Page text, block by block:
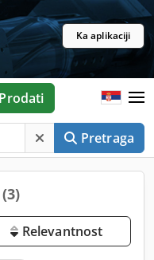
Ka aplikaciji
Pretraga
Prodati
(3)
Relevantnost